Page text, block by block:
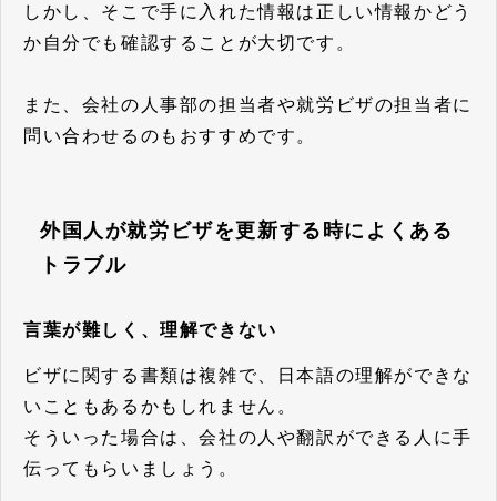
しかし、そこで手に入れた情報は正しい情報かどう
か自分でも確認することが大切です。
また、会社の人事部の担当者や就労ビザの担当者に
問い合わせるのもおすすめです。
外国人が就労ビザを更新する時によくある
トラブル
言葉が難しく、理解できない
ビザに関する書類は複雑で、日本語の理解ができな
いこともあるかもしれません。
そういった場合は、会社の人や翻訳ができる人に手
伝ってもらいましょう。